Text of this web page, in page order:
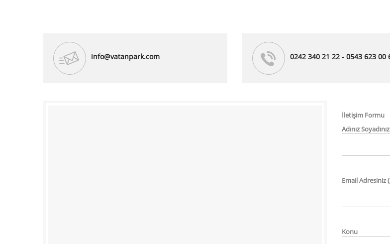
info@vatanpark.com 0242 340 21 22 - 0543 623 00
İletişim Formu
Adınız
Email Adresiniz
Konu